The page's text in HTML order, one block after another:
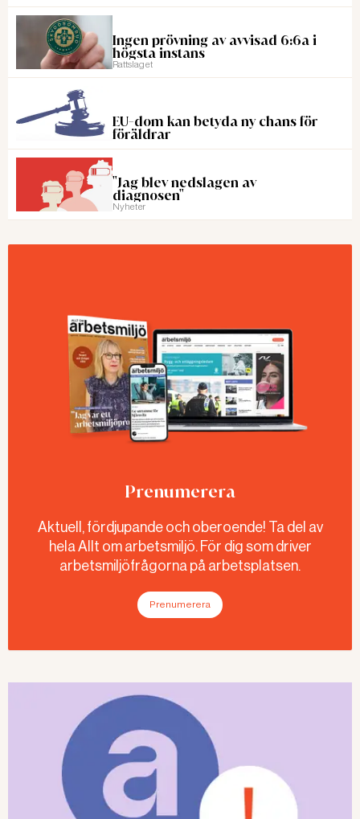
Ingen prövning av avvisad 6:6a i
högsta instans
Rattslaget
EU-dom kan betyda ny chans för
föräldrar
"Jag blev nedslagen av
diagnosen"
Nyheter
Prenumerera
Aktuell, fördjupande och oberoende! Ta del av
hela Allt om arbetsmiljö. För dig som driver
arbetsmiljöfrågorna på arbetsplatsen.
Prenumerera